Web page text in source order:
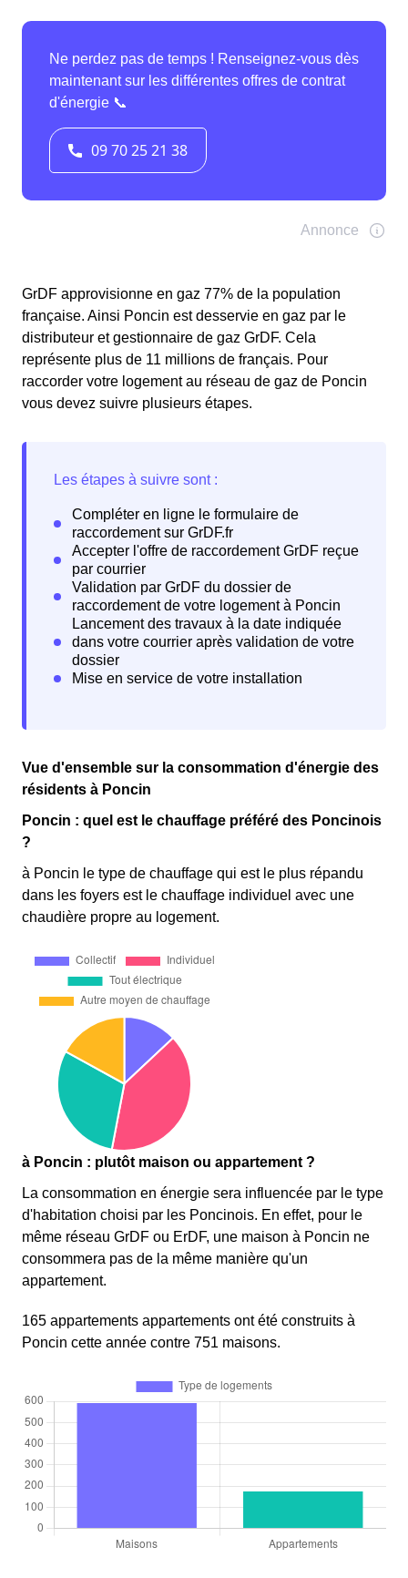
GrDF approvisionne en gaz 77% de la population
française. Ainsi Poncin est desservie en gaz par le
distributeur et gestionnaire de gaz GrDF. Cela
représente plus de 11 millions de français. Pour
raccorder votre logement au réseau de gaz de Poncin
vous devez suivre plusieurs étapes.
Vue d'ensemble sur la consommation d'énergie des
résidents à Poncin
Poncin : quel est le chauffage préféré des Poncinois
?
à Poncin le type de chauffage qui est le plus répandu
dans les foyers est le chauffage individuel avec une
chaudière propre au logement.
à Poncin : plutôt maison ou appartement ?
La consommation en énergie sera influencée par le type
d'habitation choisi par les Poncinois. En effet, pour le
même réseau GrDF ou ErDF, une maison à Poncin ne
consommera pas de la même manière qu'un
appartement.
165 appartements appartements ont été construits à
Poncin cette année contre 751 maisons.